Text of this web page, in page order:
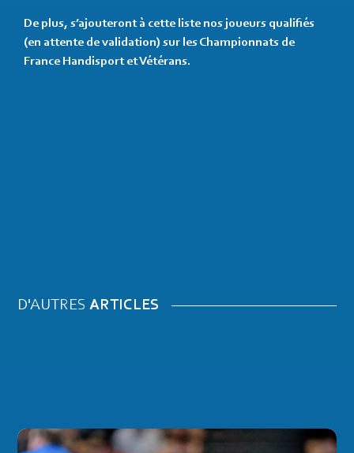
De plus, s’ajouteront à cette liste nos joueurs qualifiés
(en attente de validation) sur les Championnats de
France Handisport et Vétérans.
D'AUTRESARTICLES